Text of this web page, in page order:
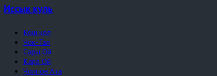
Иссык куль
Кош кол
Чок-Тал
Сары Ой
Кара Ой
Чолпон Ата